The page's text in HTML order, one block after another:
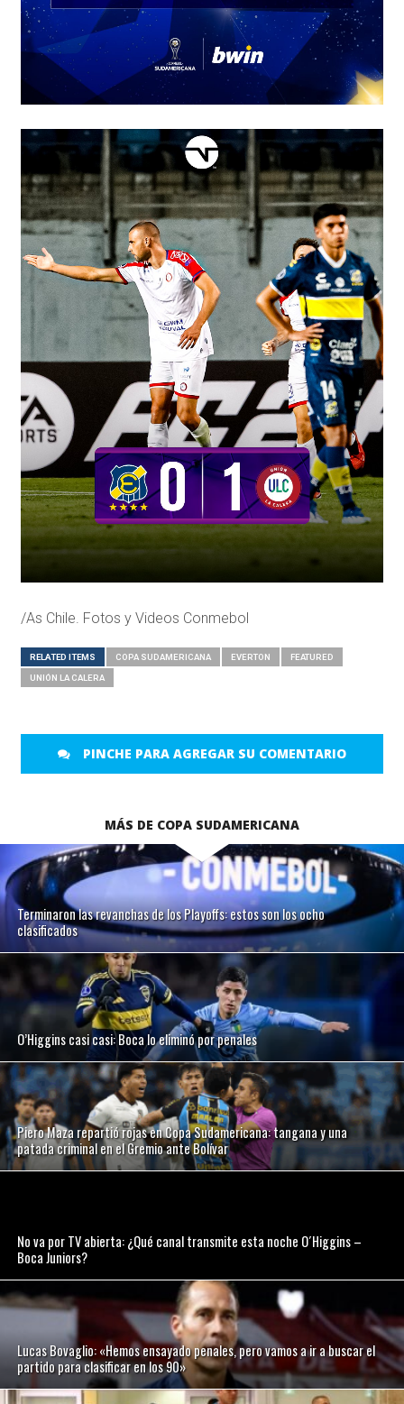
/As Chile. Fotos y Videos Conmebol
RELATED ITEMS COPA SUDAMERICANA EVERTON FEATURED
UNIÓN LA CALERA
PINCHE PARA AGREGAR SU COMENTARIO
MÁS DE COPA SUDAMERICANA
Terminaron las revanchas de los Playoffs: estos son los ocho
clasificados
O’Higgins casi casi: Boca lo eliminó por penales
Piero Maza repartió rojas en Copa Sudamericana: tangana y una
patada criminal en el Gremio ante Bolívar
No va por TV abierta: ¿Qué canal transmite esta noche O´Higgins –
Boca Juniors?
Lucas Bovaglio: «Hemos ensayado penales, pero vamos a ir a buscar el
partido para clasificar en los 90»